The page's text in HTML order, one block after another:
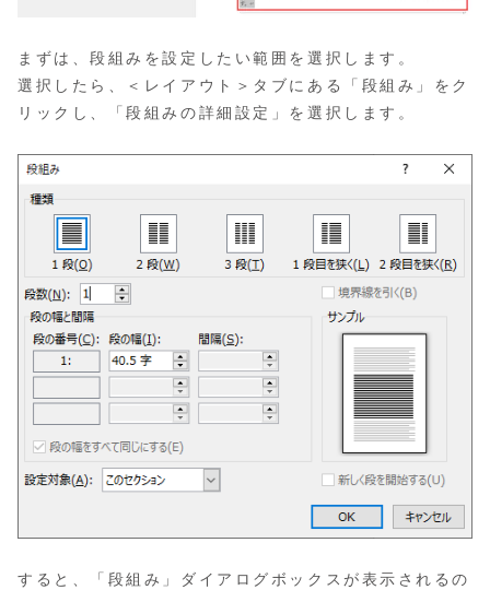
まずは、段組みを設定したい範囲を選択します。
選択したら、＜レイアウト＞タブにある「段組み」をク
リックし、「段組みの詳細設定」を選択します。
すると、「段組み」ダイアログボックスが表示されるの